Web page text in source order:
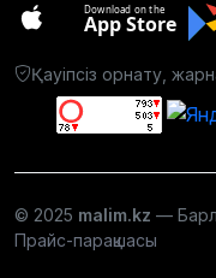
Download on the
App Store
Қауіпсіз орнату,
© 2025 malim.kz —
Прайс-парақшасы